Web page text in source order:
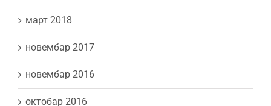
март 2018
новембар 2017
новембар 2016
октобар 2016